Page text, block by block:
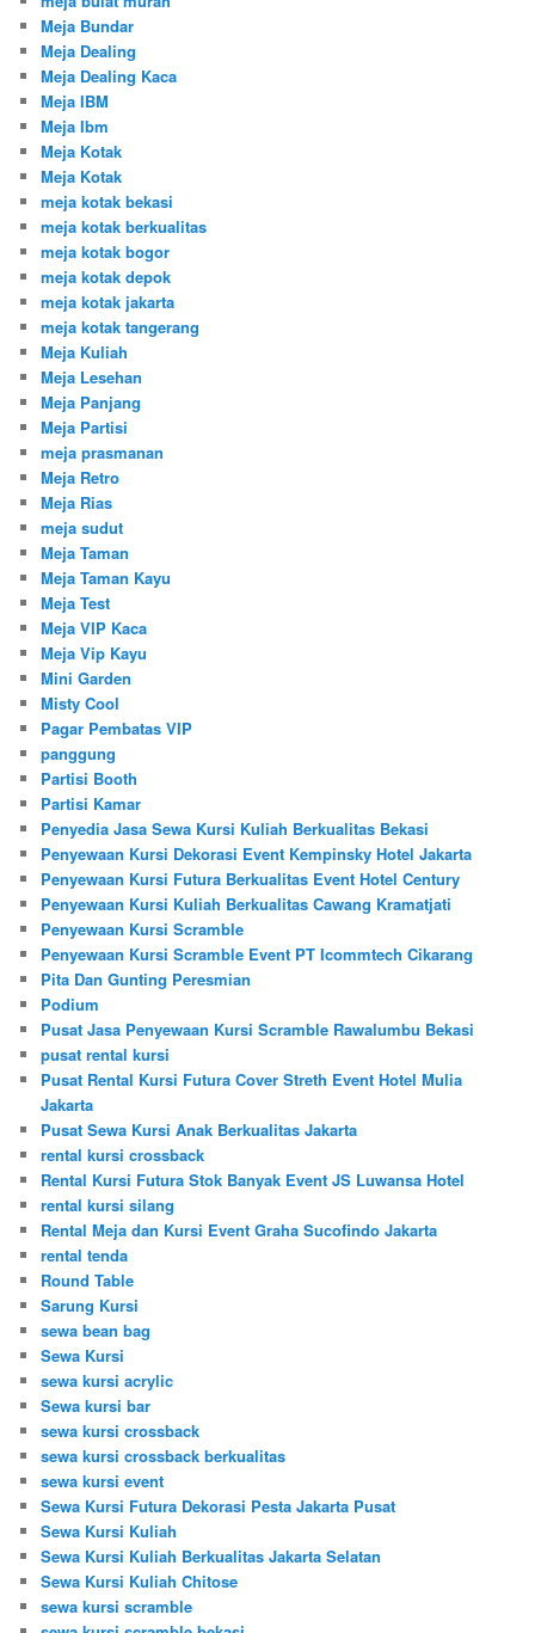
Meja Bundar
Meja Dealing
Meja Dealing Kaca
Meja IBM
Meja Ibm
Meja Kotak
Meja Kotak
meja kotak bekasi
meja kotak berkualitas
meja kotak bogor
meja kotak depok
meja kotak jakarta
meja kotak tangerang
Meja Kuliah
Meja Lesehan
Meja Panjang
Meja Partisi
meja prasmanan
Meja Retro
Meja Rias
meja sudut
Meja Taman
Meja Taman Kayu
Meja Test
Meja VIP Kaca
Meja Vip Kayu
Mini Garden
Misty Cool
Pagar Pembatas VIP
panggung
Partisi Booth
Partisi Kamar
Penyedia Jasa Sewa Kursi Kuliah Berkualitas Bekasi
Penyewaan Kursi Dekorasi Event Kempinsky Hotel Jakarta
Penyewaan Kursi Futura Berkualitas Event Hotel Century
Penyewaan Kursi Kuliah Berkualitas Cawang Kramatjati
Penyewaan Kursi Scramble
Penyewaan Kursi Scramble Event PT Icommtech Cikarang
Pita Dan Gunting Peresmian
Podium
Pusat Jasa Penyewaan Kursi Scramble Rawalumbu Bekasi
pusat rental kursi
Pusat Rental Kursi Futura Cover Streth Event Hotel Mulia
Jakarta
Pusat Sewa Kursi Anak Berkualitas Jakarta
rental kursi crossback
Rental Kursi Futura Stok Banyak Event JS Luwansa Hotel
rental kursi silang
Rental Meja dan Kursi Event Graha Sucofindo Jakarta
rental tenda
Round Table
Sarung Kursi
sewa bean bag
Sewa Kursi
sewa kursi acrylic
Sewa kursi bar
sewa kursi crossback
sewa kursi crossback berkualitas
sewa kursi event
Sewa Kursi Futura Dekorasi Pesta Jakarta Pusat
Sewa Kursi Kuliah
Sewa Kursi Kuliah Berkualitas Jakarta Selatan
Sewa Kursi Kuliah Chitose
sewa kursi scramble